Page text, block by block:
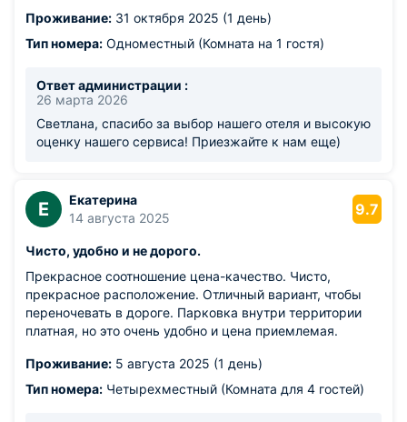
Проживание: 31 октября 2025 (1 день)
Тип номера: Одноместный (Комната на 1 гостя)
Ответ администрации :
26 марта 2026
Светлана, спасибо за выбор нашего отеля и высокую
оценку нашего сервиса! Приезжайте к нам еще)
Е
Екатерина
14 августа 2025
9.7
Чисто, удобно и не дорого.
Прекрасное соотношение цена-качество. Чисто,
прекрасное расположение. Отличный вариант, чтобы
переночевать в дороге. Парковка внутри территории
платная, но это очень удобно и цена приемлемая.
Проживание: 5 августа 2025 (1 день)
Тип номера: Четырехместный (Комната для 4 гостей)